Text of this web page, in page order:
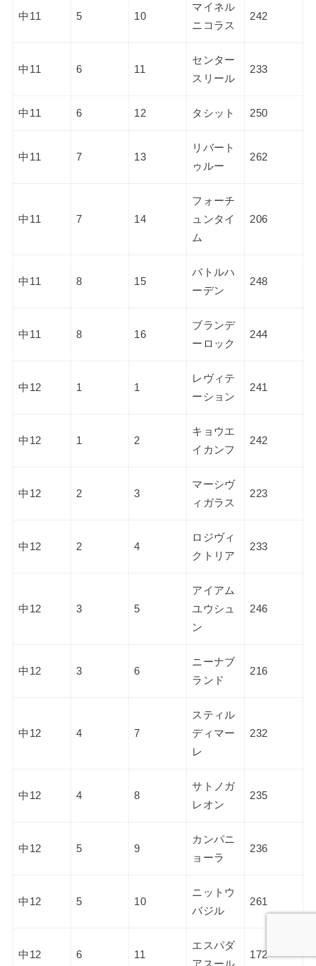
中11 5 10
マイネル
ニコラス
242
中11 6 11
センター
スリール
233
中11 6 12 タシット 250
中11 7 13
リバート
ゥルー
262
中11 7 14
フォーチ
ュンタイ
ム
206
中11 8 15
バトルハ
ーデン
248
中11 8 16
ブランデ
ーロック
244
中12 1 1
レヴィテ
ーション
241
中12 1 2
キョウエ
イカンフ
242
中12 2 3
マーシヴ
ィガラス
223
中12 2 4
ロジヴィ
クトリア
233
中12 3 5
アイアム
ユウシュ
ン
246
中12 3 6
ニーナブ
ランド
216
中12 4 7
スティル
ディマー
レ
232
中12 4 8
サトノガ
レオン
235
中12 5 9
カンパニ
ョーラ
236
中12 5 10
ニットウ
バジル
261
中12 6 11
エスパダ
アスール
172